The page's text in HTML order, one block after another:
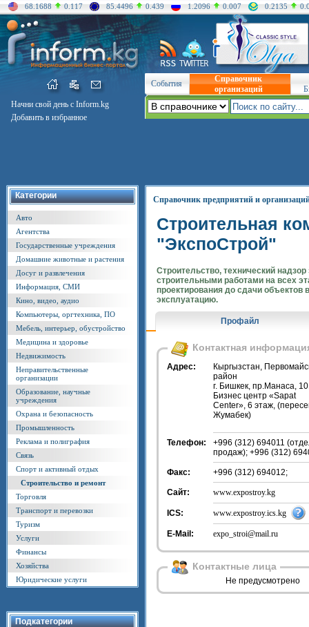
68.1688 0.117 85.4496 0.439 1.2096 0.007 0.2135
Начни свой день с Inform.kg
Добавить в избранное
События
Справочник
организаций
Категории
Авто
Агентства
Государственные учреждения
Домашние животные и растения
Досуг и развлечения
Информация, СМИ
Кино, видео, аудио
Компьютеры, оргтехника, ПО
Мебель, интерьер, обустройство
Медицина и здоровье
Недвижимость
Неправительственные
организации
Образование, научные
учреждения
Охрана и безопасность
Промышленность
Реклама и полиграфия
Связь
Спорт и активный отдых
Строительство и ремонт
Торговля
Транспорт и перевозки
Туризм
Услуги
Финансы
Хозяйства
Юридические услуги
Подкатегории
Справочник предприятий и
Строительная
"ЭкспоСтрой"
Строительство, технический надзор
строительными работами на всех
проектирования до сдачи объектов в
эксплуатацию.
Профайл
Контактная
Адрес:
Кыргызстан,
район
г. Бишкек, пр.Манаса,
Бизнес центр «Sapat
Center», 6 этаж,
Жумабек)
Телефон:
+996 (312) 694011
продаж); +996 (312)
Факс: +996 (312) 694012;
Сайт: www.expostroy.kg
ICS: www.expostroy.ics.kg
E-Mail: expo_stroi@mail.ru
Контактные лица
Не предусмотрено